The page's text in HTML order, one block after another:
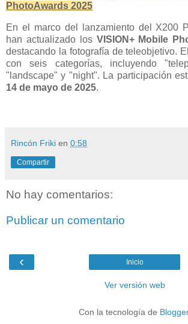
PhotoAwards 2025
En el marco del lanzamiento del X200
han actualizado los VISION+ Mobile
destacando la fotografía de teleobjetivo.
con seis categorías, incluyendo
"landscape" y "night". La participación
14 de mayo de 2025.
Rincón Friki en 0:58
Compartir
No hay comentarios:
Publicar un comentario
‹ Inicio
Ver versión web
Con la tecnología de Blogger